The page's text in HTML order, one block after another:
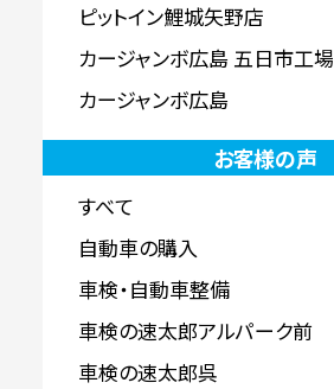
ピットイン鯉城矢野店
カージャンボ広島 五日市工場
カージャンボ広島
お客様の声
すべて
自動車の購入
車検・自動車整備
車検の速太郎アルパーク前
車検の速太郎呉